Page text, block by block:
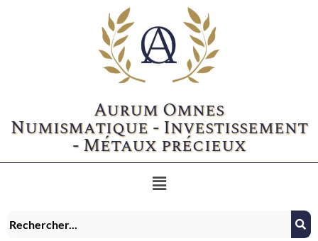
Aurum Omnes
Numismatique - Investissement
- Métaux précieux